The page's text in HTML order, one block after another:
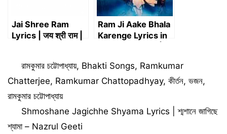
Jai Shree Ram
Lyrics | जय श्री राम |
Ram Ji Aake Bhala
Karenge Lyrics in
Categories
রামকুমার চট্টোপাধ্যায়, Bhakti Songs, Ramkumar
Chatterjee, Ramkumar Chattopadhyay, কীর্তন, ভজন,
রামকুমার চট্টোপাধ্যায়
Shmoshane Jagichhe Shyama Lyrics | শ্মশানে জাগিছে
শ্যামা – Nazrul Geeti